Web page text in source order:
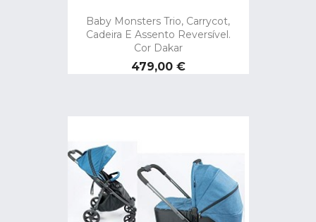
Baby Monsters Trio, Carrycot,
Cadeira E Assento Reversível.
Cor Dakar
Preço
479,00 €